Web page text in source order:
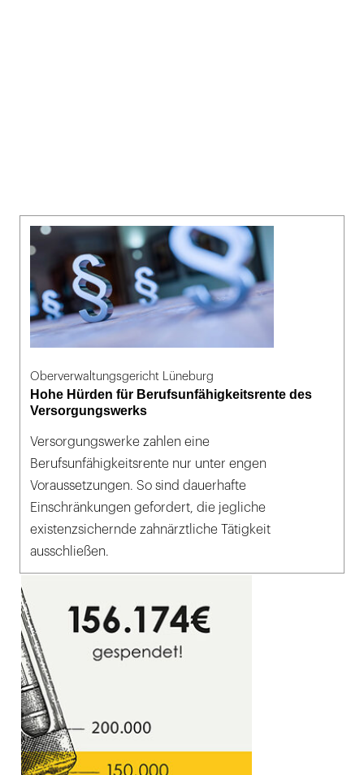
Oberverwaltungsgericht Lüneburg
Hohe Hürden für Berufsunfähigkeitsrente des
Versorgungswerks
Versorgungswerke zahlen eine
Berufsunfähigkeitsrente nur unter engen
Voraussetzungen. So sind dauerhafte
Einschränkungen gefordert, die jegliche
existenzsichernde zahnärztliche Tätigkeit
ausschließen.